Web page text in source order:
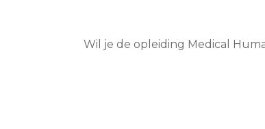
Wil je de opleiding Medical